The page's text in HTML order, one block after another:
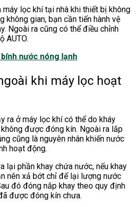
lọc khí tại nhà khi thiết bị không
không gian, bạn cần tiến hành vệ
Ngoài ra cũng có thể điều chỉnh
AUTO.
nước nóng lạnh
khi máy lọc hoạt
ra ở máy lọc khí có thể do kháy
được đóng kín. Ngoài ra lắp
cũng là nguyên nhân khiến nước
hoạt động.
lại phần khay chứa nước, nếu khay
nên xả bớt chỉ để lại lượng nước
đó đóng nắp khay theo quy định
được đóng kín chưa.